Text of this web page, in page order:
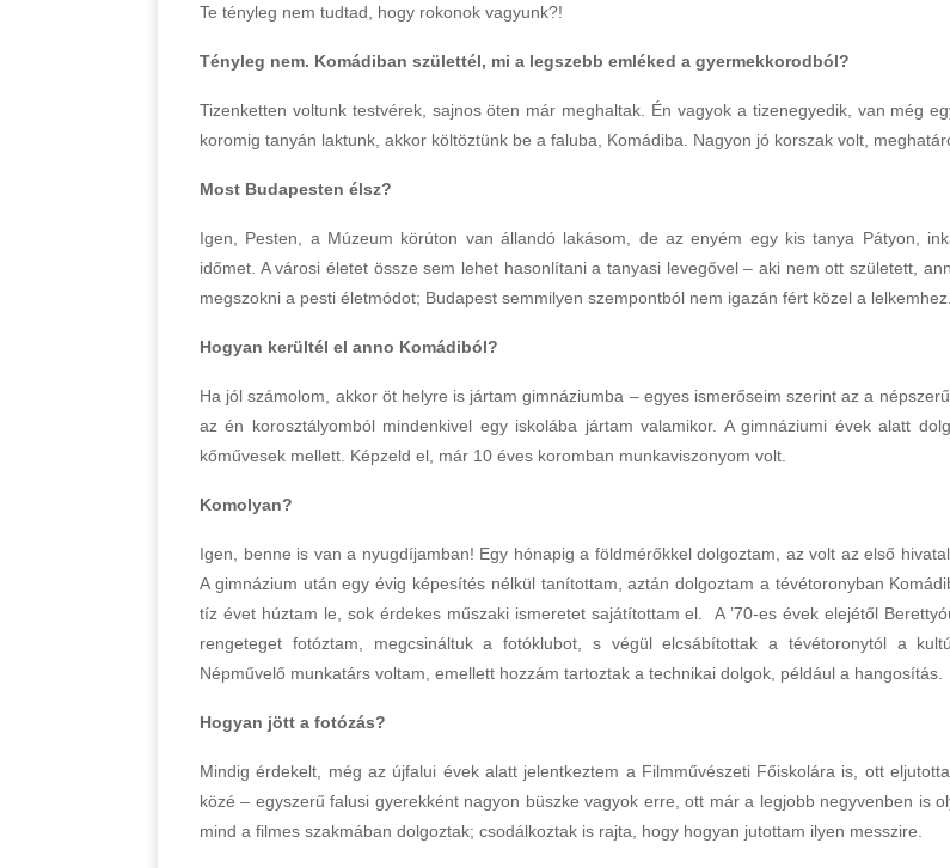
Te tényleg nem tudtad, hogy rokonok vagyunk?!
Tényleg nem. Komádiban születtél, mi a legszebb emléked a gyermekkorodból?
Tizenketten voltunk testvérek, sajnos öten már meghaltak. Én vagyok a tizenegyedik, van még
koromig tanyán laktunk, akkor költöztünk be a faluba, Komádiba. Nagyon jó korszak volt,
Most Budapesten élsz?
Igen, Pesten, a Múzeum körúton van állandó lakásom, de az enyém egy kis tanya Pátyon,
időmet. A városi életet össze sem lehet hasonlítani a tanyasi levegővel – aki nem ott született,
megszokni a pesti életmódot; Budapest semmilyen szempontból nem igazán fért közel a lelkemhez.
Hogyan kerültél el anno Komádiból?
Ha jól számolom, akkor öt helyre is jártam gimnáziumba – egyes ismerőseim szerint az a
az én korosztályomból mindenkivel egy iskolába jártam valamikor. A gimnáziumi évek alatt
kőművesek mellett. Képzeld el, már 10 éves koromban munkaviszonyom volt.
Komolyan?
Igen, benne is van a nyugdíjamban! Egy hónapig a földmérőkkel dolgoztam, az volt az első
A gimnázium után egy évig képesítés nélkül tanítottam, aztán dolgoztam a tévétoronyban
tíz évet húztam le, sok érdekes műszaki ismeretet sajátítottam el. A ’70-es évek elejétől
rengeteget fotóztam, megcsináltuk a fotóklubot, s végül elcsábítottak a tévétoronytól a
Népművelő munkatárs voltam, emellett hozzám tartoztak a technikai dolgok, például a hangosítás.
Hogyan jött a fotózás?
Mindig érdekelt, még az újfalui évek alatt jelentkeztem a Filmművészeti Főiskolára is, ott
közé – egyszerű falusi gyerekként nagyon büszke vagyok erre, ott már a legjobb negyvenben is
mind a filmes szakmában dolgoztak; csodálkoztak is rajta, hogy hogyan jutottam ilyen messzire.